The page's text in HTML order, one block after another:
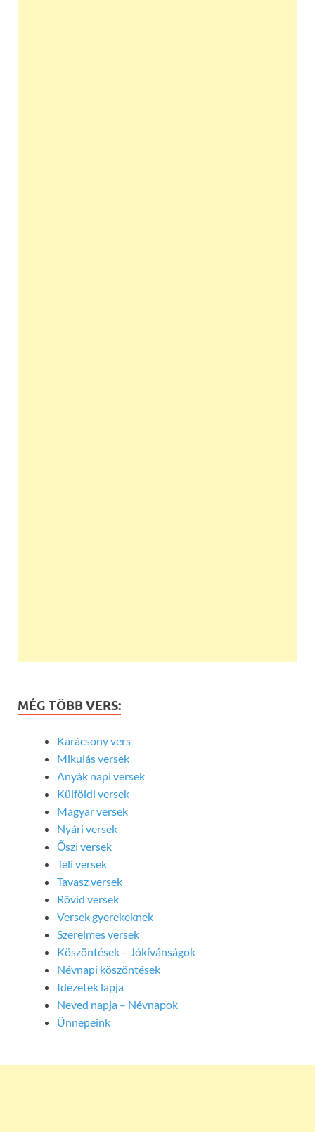
MÉG TÖBB VERS:
Karácsony vers
Mikulás versek
Anyák napi versek
Külföldi versek
Magyar versek
Nyári versek
Őszi versek
Téli versek
Tavasz versek
Rövid versek
Versek gyerekeknek
Szerelmes versek
Köszöntések – Jókívánságok
Névnapi köszöntések
Idézetek lapja
Neved napja – Névnapok
Ünnepeink